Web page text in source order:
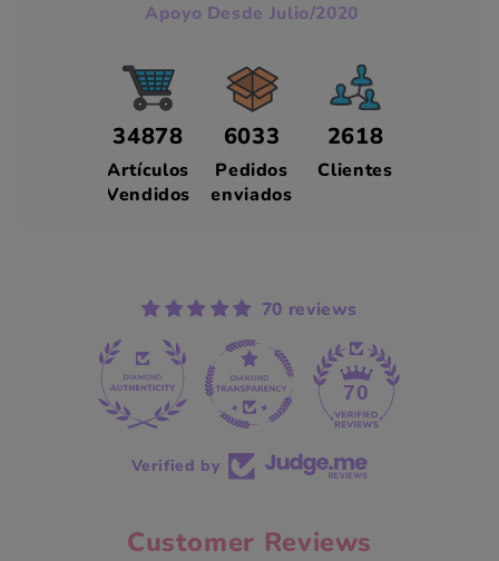
Apoyo Desde Julio/2020
34878
Artículos
Vendidos
6033
Pedidos
enviados
2618
Clientes
70 reviews
70
Verified by
Customer Reviews